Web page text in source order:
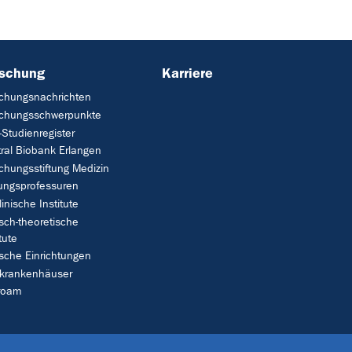
Studienregister
Biobank Erlangen
Medizin
Institute
theoretische
Einrichtungen
Karriere